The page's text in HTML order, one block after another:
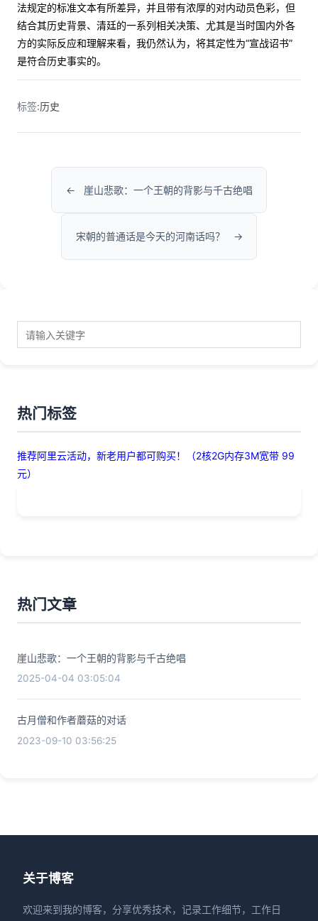
法规定的标准文本有所差异，并且带有浓厚的对内动员色彩，但
结合其历史背景、清廷的一系列相关决策、尤其是当时国内外各
方的实际反应和理解来看，我仍然认为，将其定性为“宣战诏书”
是符合历史事实的。
标签:历史
崖山悲歌：一个王朝的背影与千古绝唱
宋朝的普通话是今天的河南话吗？
热门标签
推荐阿里云活动，新老用户都可购买！（2核2G内存3M宽带 99
元）
热门文章
崖山悲歌：一个王朝的背影与千古绝唱
2025-04-04 03:05:04
古月僧和作者蘑菇的对话
2023-09-10 03:56:25
关于博客
欢迎来到我的博客，分享优秀技术，记录工作细节，工作日